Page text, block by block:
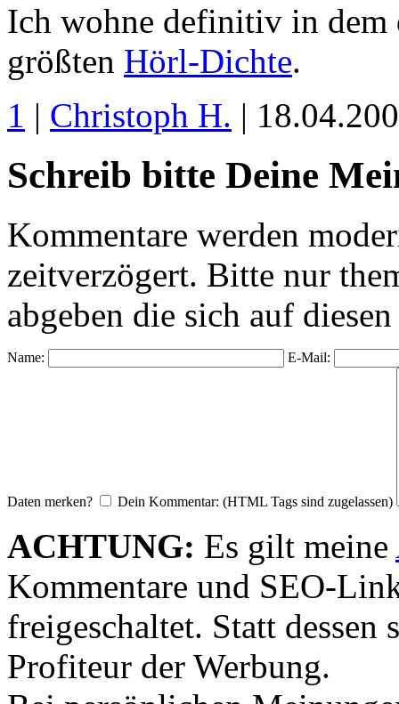
Ich wohne definitiv in dem
größten Hörl-Dichte.
1 | Christoph H. |
Schreib bitte Deine
Kommentare werden
zeitverzögert. Bitte nur
abgeben die sich auf
Name: E-Mail:
Daten merken? Dein Kommentar: (HTML Tags sind zugelassen)
ACHTUNG: Es gilt meine
Kommentare und SEO-
freigeschaltet. Statt dessen
Profiteur der Werbung.